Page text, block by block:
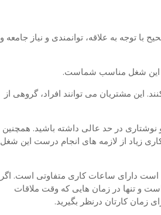
به علاقه، توانمندی و نیاز جامعه و
این شغل مناسب شماست.
این مشتریان می توانند افراد، گروهی از
در حد عالی داشته باشید. همچنین
زیاد از لازمه های انجام درست این شغل
دارای ساعات کاری متفاوتی است. اگر
و تنها در زمان هایی که وقت ملاقات
زمان کارتان درنظر بگیرید.